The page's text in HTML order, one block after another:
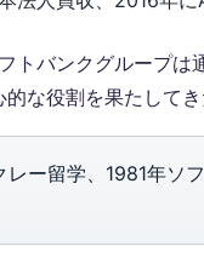
トバンクグループ
な役割を果たして
ー留学、1981年ソ